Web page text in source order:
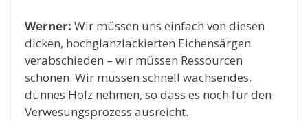
Werner: Wir müssen uns einfach von diesen
dicken, hochglanzlackierten Eichensärgen
verabschieden – wir müssen Ressourcen
schonen. Wir müssen schnell wachsendes,
dünnes Holz nehmen, so dass es noch für den
Verwesungsprozess ausreicht.